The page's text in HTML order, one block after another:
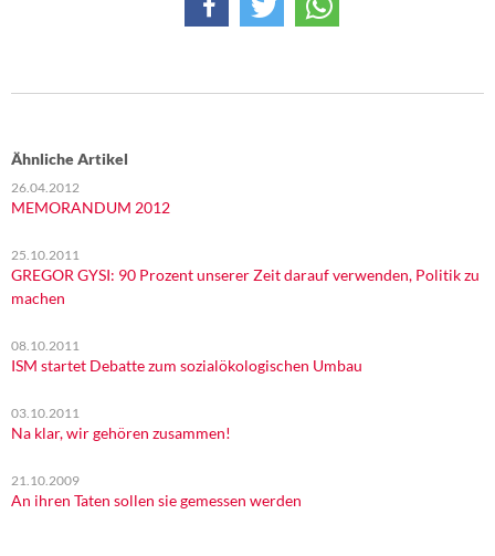
Ähnliche Artikel
26.04.2012
MEMORANDUM 2012
25.10.2011
GREGOR GYSI: 90 Prozent unserer Zeit darauf verwenden, Politik zu
machen
08.10.2011
ISM startet Debatte zum sozialökologischen Umbau
03.10.2011
Na klar, wir gehören zusammen!
21.10.2009
An ihren Taten sollen sie gemessen werden